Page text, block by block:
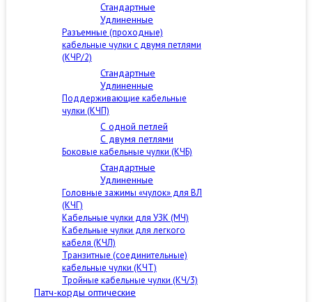
Стандартные
Удлиненные
Разъемные (проходные)
кабельные чулки с двумя петлями
(КЧР/2)
Стандартные
Удлиненные
Поддерживающие кабельные
чулки (КЧП)
С одной петлей
С двумя петлями
Боковые кабельные чулки (КЧБ)
Стандартные
Удлиненные
Головные зажимы «чулок» для ВЛ
(КЧГ)
Кабельные чулки для УЗК (МЧ)
Кабельные чулки для легкого
кабеля (КЧЛ)
Транзитные (соединительные)
кабельные чулки (КЧТ)
Тройные кабельные чулки (КЧ/3)
Патч-корды оптические